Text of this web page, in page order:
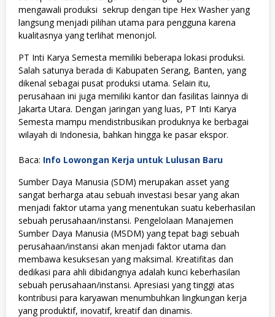
mengawali produksi sekrup dengan tipe Hex Washer yang
langsung menjadi pilihan utama para pengguna karena
kualitasnya yang terlihat menonjol.
PT Inti Karya Semesta memiliki beberapa lokasi produksi.
Salah satunya berada di Kabupaten Serang, Banten, yang
dikenal sebagai pusat produksi utama. Selain itu,
perusahaan ini juga memiliki kantor dan fasilitas lainnya di
Jakarta Utara. Dengan jaringan yang luas, PT Inti Karya
Semesta mampu mendistribusikan produknya ke berbagai
wilayah di Indonesia, bahkan hingga ke pasar ekspor.
Baca: Info Lowongan Kerja untuk Lulusan Baru
Sumber Daya Manusia (SDM) merupakan asset yang
sangat berharga atau sebuah investasi besar yang akan
menjadi faktor utama yang menentukan suatu keberhasilan
sebuah perusahaan/instansi. Pengelolaan Manajemen
Sumber Daya Manusia (MSDM) yang tepat bagi sebuah
perusahaan/instansi akan menjadi faktor utama dan
membawa kesuksesan yang maksimal. Kreatifitas dan
dedikasi para ahli dibidangnya adalah kunci keberhasilan
sebuah perusahaan/instansi. Apresiasi yang tinggi atas
kontribusi para karyawan menumbuhkan lingkungan kerja
yang produktif, inovatif, kreatif dan dinamis.